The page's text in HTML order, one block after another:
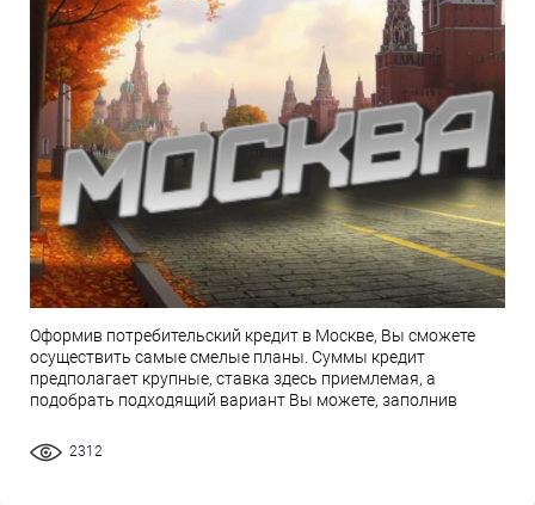
Оформив потребительский кредит в Москве, Вы сможете
осуществить самые смелые планы. Суммы кредит
предполагает крупные, ставка здесь приемлемая, а
подобрать подходящий вариант Вы можете, заполнив
2312